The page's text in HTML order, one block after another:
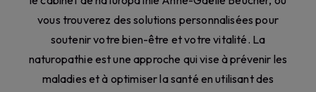
vous trouverez des solutions personnalisées pour
soutenir votre bien-être et votre vitalité. La
naturopathie est une approche qui vise à prévenir les
maladies et à optimiser la santé en utilisant des